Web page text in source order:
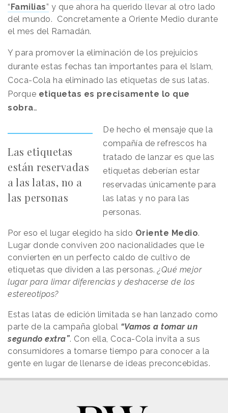
“Familias” y que ahora ha querido llevar al otro lado
del mundo. Concretamente a Oriente Medio durante
el mes del Ramadán.
Y para promover la eliminación de los prejuicios
durante estas fechas tan importantes para el Islam,
Coca-Cola ha eliminado las etiquetas de sus latas.
Porque etiquetas es precisamente lo que
sobra…
Las etiquetas
están reservadas
a las latas, no a
las personas
De hecho el mensaje que la
compañía de refrescos ha
tratado de lanzar es que las
etiquetas deberían estar
reservadas únicamente para
las latas y no para las
personas.
Por eso el lugar elegido ha sido Oriente Medio.
Lugar donde conviven 200 nacionalidades que le
convierten en un perfecto caldo de cultivo de
etiquetas que dividen a las personas. ¿Qué mejor
lugar para limar diferencias y deshacerse de los
estereotipos?
Estas latas de edición limitada se han lanzado como
parte de la campaña global “Vamos a tomar un
segundo extra”. Con ella, Coca-Cola invita a sus
consumidores a tomarse tiempo para conocer a la
gente en lugar de llenarse de ideas preconcebidas.